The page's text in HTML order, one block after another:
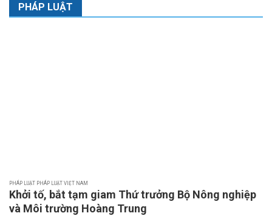
PHÁP LUẬT
PHÁP LUẬT PHÁP LUẬT VIỆT NAM
Khởi tố, bắt tạm giam Thứ trưởng Bộ Nông nghiệp
và Môi trường Hoàng Trung